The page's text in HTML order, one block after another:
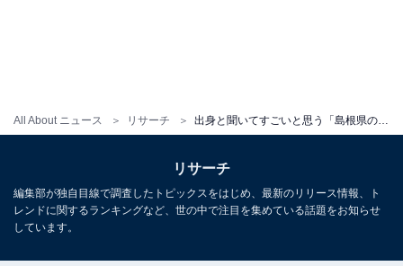
All About ニュース リサーチ
リサーチ
編集部が独自目線で調査したトピックスをはじめ、最新のリリース情報、ト
レンドに関するランキングなど、世の中で注目を集めている話題をお知らせ
しています。